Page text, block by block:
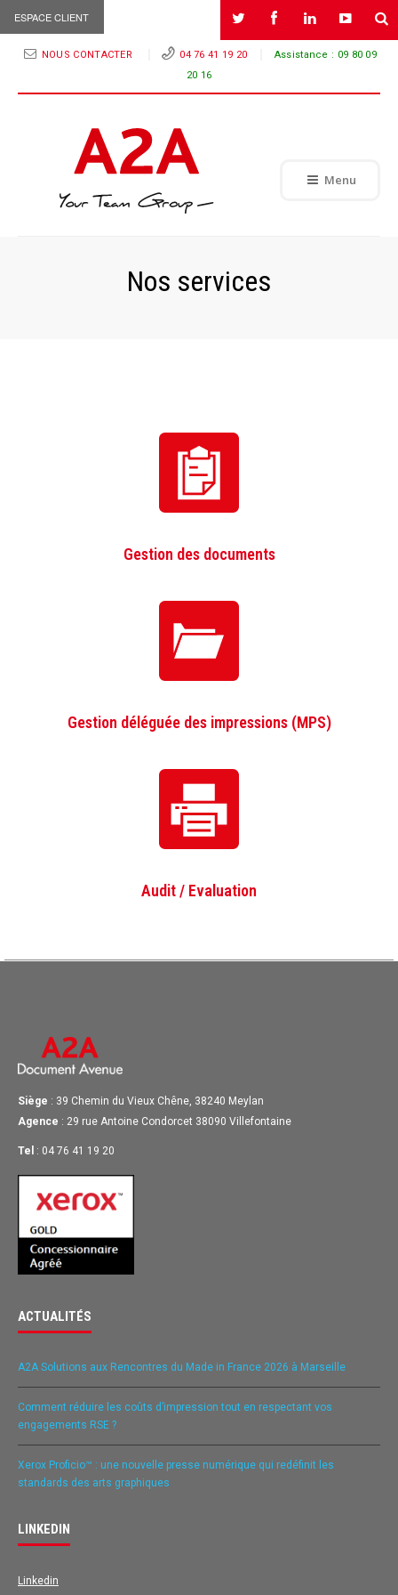
ESPACE CLIENT
NOUS CONTACTER 04 76 41 19 20 Assistance : 09 80 09
20 16
Menu
Nos services
Gestion des documents
Gestion déléguée des impressions (MPS)
Audit / Evaluation
Siège : 39 Chemin du Vieux Chêne, 38240 Meylan
Agence : 29 rue Antoine Condorcet 38090 Villefontaine
Tel : 04 76 41 19 20
ACTUALITÉS
A2A Solutions aux Rencontres du Made in France 2026 à Marseille
Comment réduire les coûts d’impression tout en respectant vos
engagements RSE ?
Xerox Proficio™ : une nouvelle presse numérique qui redéfinit les
standards des arts graphiques
LINKEDIN
Linkedin